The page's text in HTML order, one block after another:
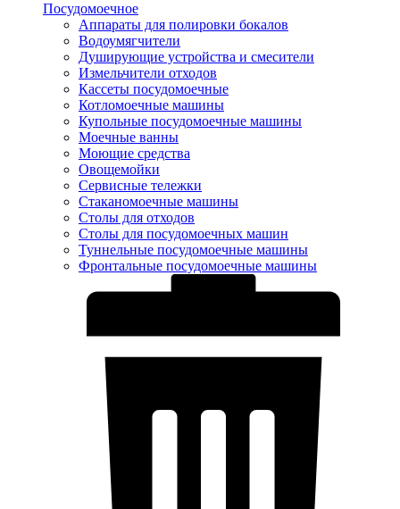
Посудомоечное
Аппараты для полировки бокалов
Водоумягчители
Душирующие устройства и смесители
Измельчители отходов
Кассеты посудомоечные
Котломоечные машины
Купольные посудомоечные машины
Моечные ванны
Моющие средства
Овощемойки
Сервисные тележки
Стаканомоечные машины
Столы для отходов
Столы для посудомоечных машин
Туннельные посудомоечные машины
Фронтальные посудомоечные машины